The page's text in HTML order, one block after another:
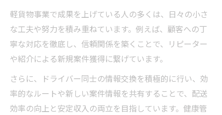
軽貨物事業で成果を上げている人の多くは、日々の小さ
な工夫や努力を積み重ねています。例えば、顧客への丁
寧な対応を徹底し、信頼関係を築くことで、リピーター
や紹介による新規案件獲得に繋げています。
さらに、ドライバー同士の情報交換を積極的に行い、効
率的なルートや新しい案件情報を共有することで、配送
効率の向上と安定収入の両立を目指しています。健康管